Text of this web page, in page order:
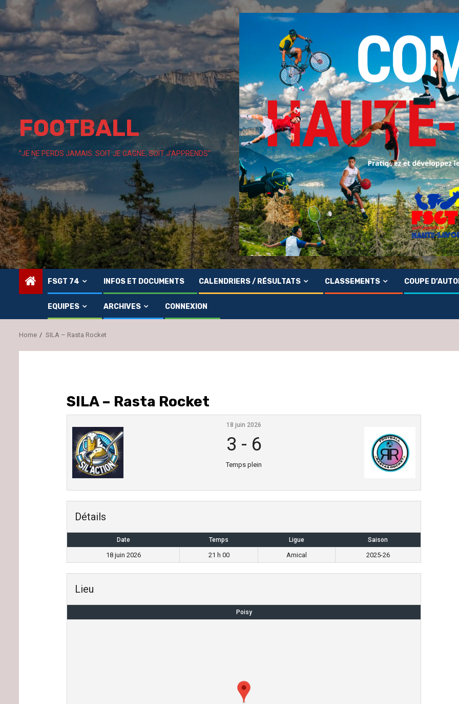
content
FOOTBALL
"JE NE PERDS JAMAIS. SOIT JE GAGNE, SOIT J'APPRENDS"
FSGT 74 INFOS ET DOCUMENTS CALENDRIERS / RÉSULTATS CLASSEMENTS COUPE
EQUIPES ARCHIVES CONNEXION
Home SILA – Rasta Rocket
SILA – Rasta Rocket
18 juin 2026
3 - 6
Temps plein
Détails
Date Temps Ligue Saison
18 juin 2026 21 h 00 Amical 2025-26
Lieu
Poisy